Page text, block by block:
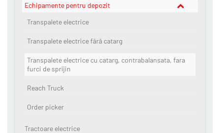
Echipamente pentru depozit
Transpalete electrice
Transpalete electrice fără catarg
Transpalete electrice cu catarg, contrabalansata, fara
furci de sprijin
Reach Truck
Order picker
Tractoare electrice